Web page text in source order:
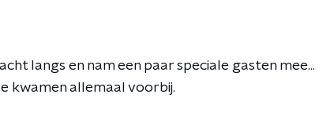
langs en nam een paar speciale gasten mee...
kwamen allemaal voorbij.